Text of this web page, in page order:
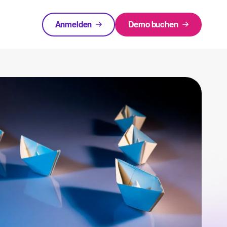
Recruiting per WhatsApp: So
geht's smart
Lesen
Anmelden Demo buchen
rund um Recruiting-Themen.
ist es wichtigt und wie kann ein ATS helfen, eine erfolgreiche Strategie
zu bewerten und zu nutzen.